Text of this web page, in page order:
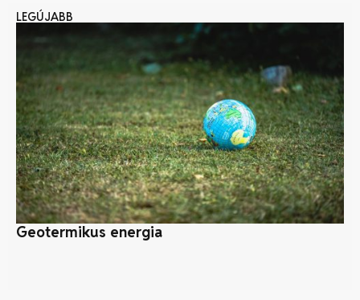
LEGÚJABB
Geotermikus energia